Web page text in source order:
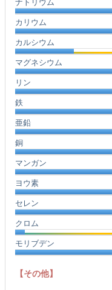
カリウム
カルシウム
マグネシウム
リン
鉄
亜鉛
銅
マンガン
ヨウ素
セレン
クロム
モリブデン
【その他】